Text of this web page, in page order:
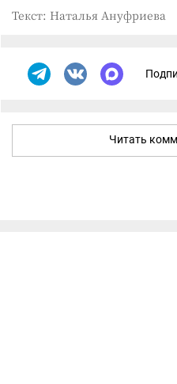
Текст: Наталья Ануфриева
Читать